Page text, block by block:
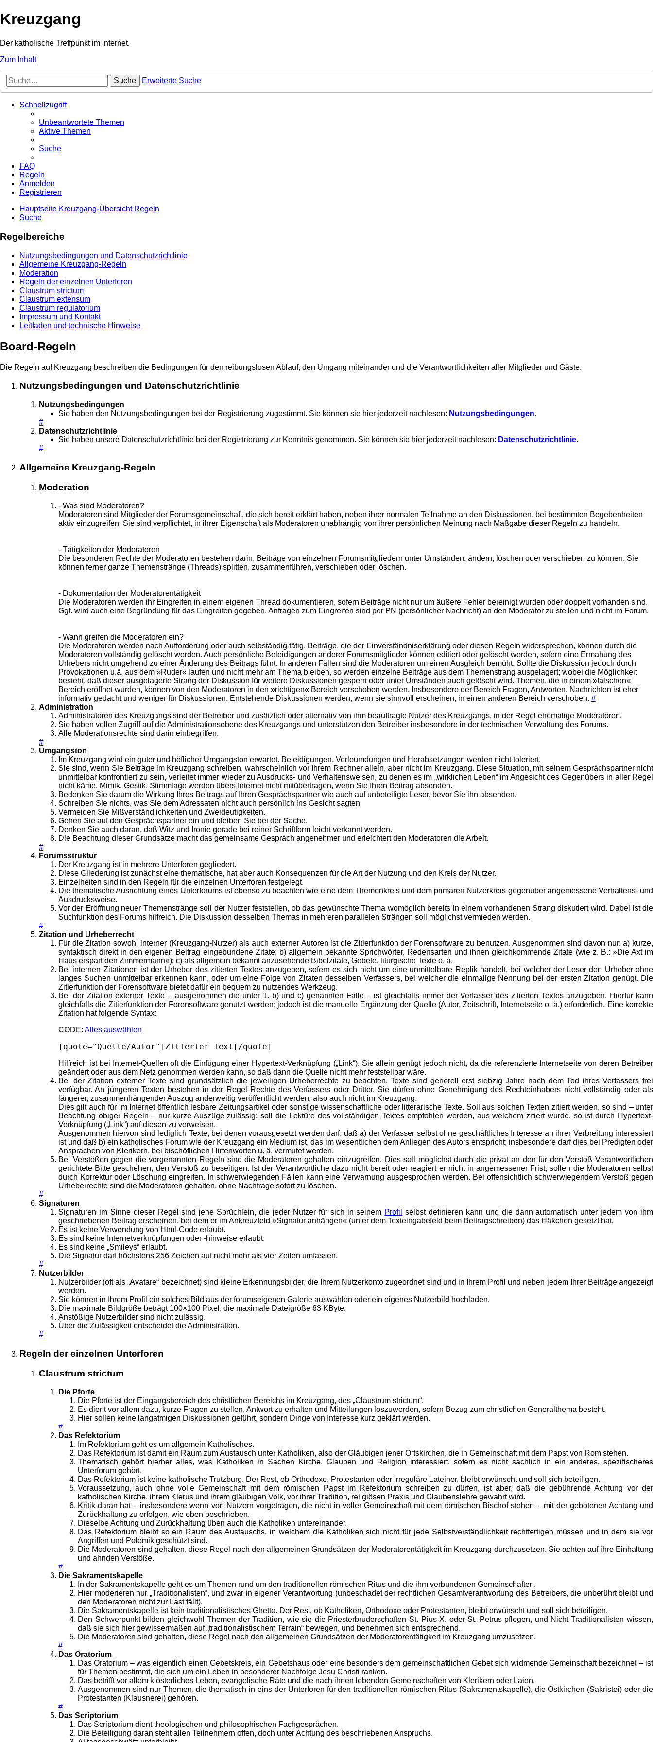
Kreuzgang
Der katholische Treffpunkt im Internet.
Zum Inhalt
Suche Erweiterte Suche
Schnellzugriff
Unbeantwortete Themen
Aktive Themen
Suche
FAQ
Regeln
Anmelden
Registrieren
Hauptseite Kreuzgang-Übersicht Regeln
Suche
Regelbereiche
Nutzungsbedingungen und Datenschutzrichtlinie
Allgemeine Kreuzgang-Regeln
Moderation
Regeln der einzelnen Unterforen
Claustrum strictum
Claustrum extensum
Claustrum regulatorium
Impressum und Kontakt
Leitfaden und technische Hinweise
Board-Regeln
Die Regeln auf Kreuzgang beschreiben die Bedingungen für den reibungslosen Ablauf, den Umgang miteinander und die Verantwortlichkeiten aller Mitglieder und Gäste.
Nutzungsbedingungen und Datenschutzrichtlinie
Nutzungsbedingungen
Sie haben den Nutzungsbedingungen bei der Registrierung zugestimmt. Sie können sie hier jederzeit nachlesen: Nutzungsbedingungen.
#
Datenschutzrichtlinie
Sie haben unsere Datenschutzrichtlinie bei der Registrierung zur Kenntnis genommen. Sie können sie hier jederzeit nachlesen: Datenschutzrichtlinie.
#
Allgemeine Kreuzgang-Regeln
Moderation
- Was sind Moderatoren?
Moderatoren sind Mitglieder der Forumsgemeinschaft, die sich bereit erklärt haben, neben ihrer normalen Teilnahme an den Diskussionen, bei bestimmten Begebenheiten
aktiv einzugreifen. Sie sind verpflichtet, in ihrer Eigenschaft als Moderatoren unabhängig von ihrer persönlichen Meinung nach Maßgabe dieser Regeln zu handeln.
- Tätigkeiten der Moderatoren
Die besonderen Rechte der Moderatoren bestehen darin, Beiträge von einzelnen Forumsmitgliedern unter Umständen: ändern, löschen oder verschieben zu können. Sie
können ferner ganze Themenstränge (Threads) splitten, zusammenführen, verschieben oder löschen.
- Dokumentation der Moderatorentätigkeit
Die Moderatoren werden ihr Eingreifen in einem eigenen Thread dokumentieren, sofern Beiträge nicht nur um äußere Fehler bereinigt wurden oder doppelt vorhanden sind.
Ggf. wird auch eine Begründung für das Eingreifen gegeben. Anfragen zum Eingreifen sind per PN (persönlicher Nachricht) an den Moderator zu stellen und nicht im Forum.
- Wann greifen die Moderatoren ein?
Die Moderatoren werden nach Aufforderung oder auch selbständig tätig. Beiträge, die der Einverständniserklärung oder diesen Regeln widersprechen, können durch die
Moderatoren vollständig gelöscht werden. Auch persönliche Beleidigungen anderer Forumsmitglieder können editiert oder gelöscht werden, sofern eine Ermahung des
Urhebers nicht umgehend zu einer Änderung des Beitrags führt. In anderen Fällen sind die Moderatoren um einen Ausgleich bemüht. Sollte die Diskussion jedoch durch
Provokationen u.ä. aus dem »Ruder« laufen und nicht mehr am Thema bleiben, so werden einzelne Beiträge aus dem Themenstrang ausgelagert; wobei die Möglichkeit
besteht, daß dieser ausgelagerte Strang der Diskussion für weitere Diskussionen gesperrt oder unter Umständen auch gelöscht wird. Themen, die in einem »falschen«
Bereich eröffnet wurden, können von den Moderatoren in den »richtigen« Bereich verschoben werden. Insbesondere der Bereich Fragen, Antworten, Nachrichten ist eher
informativ gedacht und weniger für Diskussionen. Entstehende Diskussionen werden, wenn sie sinnvoll erscheinen, in einen anderen Bereich verschoben. #
Administration
Administratoren des Kreuzgangs sind der Betreiber und zusätzlich oder alternativ von ihm beauftragte Nutzer des Kreuzgangs, in der Regel ehemalige Moderatoren.
Sie haben vollen Zugriff auf die Administrationsebene des Kreuzgangs und unterstützen den Betreiber insbesondere in der technischen Verwaltung des Forums.
Alle Moderationsrechte sind darin einbegriffen.
#
Umgangston
Im Kreuzgang wird ein guter und höflicher Umgangston erwartet. Beleidigungen, Verleumdungen und Herabsetzungen werden nicht toleriert.
Sie sind, wenn Sie Beiträge im Kreuzgang schreiben, wahrscheinlich vor Ihrem Rechner allein, aber nicht im Kreuzgang. Diese Situation, mit seinem Gesprächspartner nicht
unmittelbar konfrontiert zu sein, verleitet immer wieder zu Ausdrucks- und Verhaltensweisen, zu denen es im „wirklichen Leben“ im Angesicht des Gegenübers in aller Regel
nicht käme. Mimik, Gestik, Stimmlage werden übers Internet nicht mitübertragen, wenn Sie Ihren Beitrag absenden.
Bedenken Sie darum die Wirkung Ihres Beitrags auf Ihren Gesprächspartner wie auch auf unbeteiligte Leser, bevor Sie ihn absenden.
Schreiben Sie nichts, was Sie dem Adressaten nicht auch persönlich ins Gesicht sagten.
Vermeiden Sie Mißverständlichkeiten und Zweideutigkeiten.
Gehen Sie auf den Gesprächspartner ein und bleiben Sie bei der Sache.
Denken Sie auch daran, daß Witz und Ironie gerade bei reiner Schriftform leicht verkannt werden.
Die Beachtung dieser Grundsätze macht das gemeinsame Gespräch angenehmer und erleichtert den Moderatoren die Arbeit.
#
Forumsstruktur
Der Kreuzgang ist in mehrere Unterforen gegliedert.
Diese Gliederung ist zunächst eine thematische, hat aber auch Konsequenzen für die Art der Nutzung und den Kreis der Nutzer.
Einzelheiten sind in den Regeln für die einzelnen Unterforen festgelegt.
Die thematische Ausrichtung eines Unterforums ist ebenso zu beachten wie eine dem Themenkreis und dem primären Nutzerkreis gegenüber angemessene Verhaltens- und
Ausdrucksweise.
Vor der Eröffnung neuer Themenstränge soll der Nutzer feststellen, ob das gewünschte Thema womöglich bereits in einem vorhandenen Strang diskutiert wird. Dabei ist die
Suchfunktion des Forums hilfreich. Die Diskussion desselben Themas in mehreren parallelen Strängen soll möglichst vermieden werden.
#
Zitation und Urheberrecht
Für die Zitation sowohl interner (Kreuzgang-Nutzer) als auch externer Autoren ist die Zitierfunktion der Forensoftware zu benutzen. Ausgenommen sind davon nur: a) kurze,
syntaktisch direkt in den eigenen Beitrag eingebundene Zitate; b) allgemein bekannte Sprichwörter, Redensarten und ihnen gleichkommende Zitate (wie z. B.: »Die Axt im
Haus erspart den Zimmermann«); c) als allgemein bekannt anzusehende Bibelzitate, Gebete, liturgische Texte o. ä.
Bei internen Zitationen ist der Urheber des zitierten Textes anzugeben, sofern es sich nicht um eine unmittelbare Replik handelt, bei welcher der Leser den Urheber ohne
langes Suchen unmittelbar erkennen kann, oder um eine Folge von Zitaten desselben Verfassers, bei welcher die einmalige Nennung bei der ersten Zitation genügt. Die
Zitierfunktion der Forensoftware bietet dafür ein bequem zu nutzendes Werkzeug.
Bei der Zitation externer Texte – ausgenommen die unter 1. b) und c) genannten Fälle – ist gleichfalls immer der Verfasser des zitierten Textes anzugeben. Hierfür kann
gleichfalls die Zitierfunktion der Forensoftware genutzt werden; jedoch ist die manuelle Ergänzung der Quelle (Autor, Zeitschrift, Internetseite o. ä.) erforderlich. Eine korrekte
Zitation hat folgende Syntax:
CODE: Alles auswählen
[quote="Quelle/Autor"]Zitierter Text[/quote]
Hilfreich ist bei Internet-Quellen oft die Einfügung einer Hypertext-Verknüpfung („Link“). Sie allein genügt jedoch nicht, da die referenzierte Internetseite von deren Betreiber
geändert oder aus dem Netz genommen werden kann, so daß dann die Quelle nicht mehr feststellbar wäre.
Bei der Zitation externer Texte sind grundsätzlich die jeweiligen Urheberrechte zu beachten. Texte sind generell erst siebzig Jahre nach dem Tod ihres Verfassers frei
verfügbar. An jüngeren Texten bestehen in der Regel Rechte des Verfassers oder Dritter. Sie dürfen ohne Genehmigung des Rechteinhabers nicht vollständig oder als
längerer, zusammenhängender Auszug anderweitig veröffentlicht werden, also auch nicht im Kreuzgang.
Dies gilt auch für im Internet öffentlich lesbare Zeitungsartikel oder sonstige wissenschaftliche oder litterarische Texte. Soll aus solchen Texten zitiert werden, so sind – unter
Beachtung obiger Regeln – nur kurze Auszüge zulässig; soll die Lektüre des vollständigen Textes empfohlen werden, aus welchem zitiert wurde, so ist durch Hypertext-
Verknüpfung („Link“) auf diesen zu verweisen.
Ausgenommen hiervon sind lediglich Texte, bei denen vorausgesetzt werden darf, daß a) der Verfasser selbst ohne geschäftliches Interesse an ihrer Verbreitung interessiert
ist und daß b) ein katholisches Forum wie der Kreuzgang ein Medium ist, das im wesentlichen dem Anliegen des Autors entspricht; insbesondere darf dies bei Predigten oder
Ansprachen von Klerikern, bei bischöflichen Hirtenworten u. ä. vermutet werden.
Bei Verstößen gegen die vorgenannten Regeln sind die Moderatoren gehalten einzugreifen. Dies soll möglichst durch die privat an den für den Verstoß Verantwortlichen
gerichtete Bitte geschehen, den Verstoß zu beseitigen. Ist der Verantwortliche dazu nicht bereit oder reagiert er nicht in angemessener Frist, sollen die Moderatoren selbst
durch Korrektur oder Löschung eingreifen. In schwerwiegenden Fällen kann eine Verwarnung ausgesprochen werden. Bei offensichtlich schwerwiegendem Verstoß gegen
Urheberrechte sind die Moderatoren gehalten, ohne Nachfrage sofort zu löschen.
#
Signaturen
Signaturen im Sinne dieser Regel sind jene Sprüchlein, die jeder Nutzer für sich in seinem Profil
selbst definieren kann und die dann automatisch unter jedem von ihm
geschriebenen Beitrag erscheinen, bei dem er im Ankreuzfeld »Signatur anhängen« (unter dem Texteingabefeld beim Beitragschreiben) das Häkchen gesetzt hat.
Es ist keine Verwendung von Html-Code erlaubt.
Es sind keine Internetverknüpfungen oder -hinweise erlaubt.
Es sind keine „Smileys“ erlaubt.
Die Signatur darf höchstens 256 Zeichen auf nicht mehr als vier Zeilen umfassen.
#
Nutzerbilder
Nutzerbilder (oft als „Avatare“ bezeichnet) sind kleine Erkennungsbilder, die Ihrem Nutzerkonto zugeordnet sind und in Ihrem Profil und neben jedem Ihrer Beiträge angezeigt
werden.
Sie können in Ihrem Profil ein solches Bild aus der forumseigenen Galerie auswählen oder ein eigenes Nutzerbild hochladen.
Die maximale Bildgröße beträgt 100×100 Pixel, die maximale Dateigröße 63 KByte.
Anstößige Nutzerbilder sind nicht zulässig.
Über die Zulässigkeit entscheidet die Administration.
#
Regeln der einzelnen Unterforen
Claustrum strictum
Die Pforte
Die Pforte ist der Eingangsbereich des christlichen Bereichs im Kreuzgang, des „Claustrum strictum“.
Es dient vor allem dazu, kurze Fragen zu stellen, Antwort zu erhalten und Mitteilungen loszuwerden, sofern Bezug zum christlichen Generalthema besteht.
Hier sollen keine langatmigen Diskussionen geführt, sondern Dinge von Interesse kurz geklärt werden.
#
Das Refektorium
Im Refektorium geht es um allgemein Katholisches.
Das Refektorium ist damit ein Raum zum Austausch unter Katholiken, also der Gläubigen jener Ortskirchen, die in Gemeinschaft mit dem Papst von Rom stehen.
Thematisch gehört hierher alles, was Katholiken in Sachen Kirche, Glauben und Religion interessiert, sofern es nicht sachlich in ein anderes, spezifischeres
Unterforum gehört.
Das Refektorium ist keine katholische Trutzburg. Der Rest, ob Orthodoxe, Protestanten oder irreguläre Lateiner, bleibt erwünscht und soll sich beteiligen.
Voraussetzung, auch ohne volle Gemeinschaft mit dem römischen Papst im Refektorium schreiben zu dürfen, ist aber, daß die gebührende Achtung vor der
katholischen Kirche, ihrem Klerus und ihrem gläubigen Volk, vor ihrer Tradition, religiösen Praxis und Glaubenslehre gewahrt wird.
Kritik daran hat – insbesondere wenn von Nutzern vorgetragen, die nicht in voller Gemeinschaft mit dem römischen Bischof stehen – mit der gebotenen Achtung und
Zurückhaltung zu erfolgen, wie oben beschrieben.
Dieselbe Achtung und Zurückhaltung üben auch die Katholiken untereinander.
Das Refektorium bleibt so ein Raum des Austauschs, in welchem die Katholiken sich nicht für jede Selbstverständlichkeit rechtfertigen müssen und in dem sie vor
Angriffen und Polemik geschützt sind.
Die Moderatoren sind gehalten, diese Regel nach den allgemeinen Grundsätzen der Moderatorentätigkeit im Kreuzgang durchzusetzen. Sie achten auf ihre Einhaltung
und ahnden Verstöße.
#
Die Sakramentskapelle
In der Sakramentskapelle geht es um Themen rund um den traditionellen römischen Ritus und die ihm verbundenen Gemeinschaften.
Hier moderieren nur „Traditionalisten“, und zwar in eigener Verantwortung (unbeschadet der rechtlichen Gesamtverantwortung des Betreibers, die unberührt bleibt und
den Moderatoren nicht zur Last fällt).
Die Sakramentskapelle ist kein traditionalistisches Ghetto. Der Rest, ob Katholiken, Orthodoxe oder Protestanten, bleibt erwünscht und soll sich beteiligen.
Den Schwerpunkt bilden gleichwohl Themen der Tradition, wie sie die Priesterbruderschaften St. Pius X. oder St. Petrus pflegen, und Nicht-Traditionalisten wissen,
daß sie sich hier gewissermaßen auf „traditionalistischem Terrain“ bewegen, und benehmen sich entsprechend.
Die Moderatoren sind gehalten, diese Regel nach den allgemeinen Grundsätzen der Moderatorentätigkeit im Kreuzgang umzusetzen.
#
Das Oratorium
Das Oratorium – was eigentlich einen Gebetskreis, ein Gebetshaus oder eine besonders dem gemeinschaftlichen Gebet sich widmende Gemeinschaft bezeichnet – ist
für Themen bestimmt, die sich um ein Leben in besonderer Nachfolge Jesu Christi ranken.
Das betrifft vor allem klösterliches Leben, evangelische Räte und die nach ihnen lebenden Gemeinschaften von Klerikern oder Laien.
Ausgenommen sind nur Themen, die thematisch in eins der Unterforen für den traditionellen römischen Ritus (Sakramentskapelle), die Ostkirchen (Sakristei) oder die
Protestanten (Klausnerei) gehören.
#
Das Scriptorium
Das Scriptorium dient theologischen und philosophischen Fachgesprächen.
Die Beteiligung daran steht allen Teilnehmern offen, doch unter Achtung des beschriebenen Anspruchs.